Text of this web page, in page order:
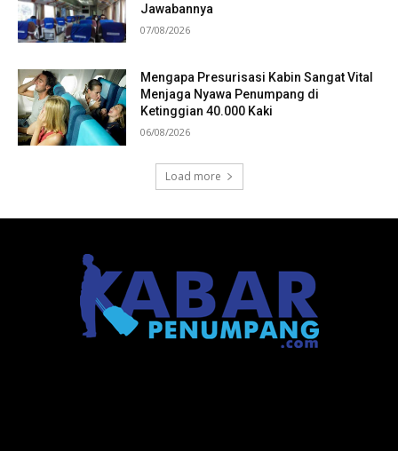
Jawabannya
07/08/2026
Mengapa Presurisasi Kabin Sangat Vital
Menjaga Nyawa Penumpang di
Ketinggian 40.000 Kaki
06/08/2026
Load more